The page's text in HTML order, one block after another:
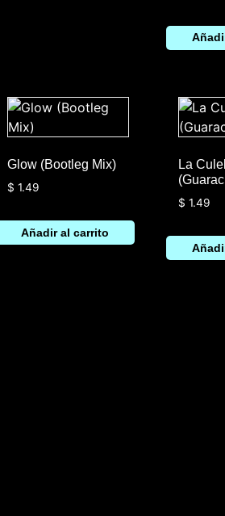
Glow (Bootleg Mix)
$ 1.49
Añadir al carrito
La
$ 1.49